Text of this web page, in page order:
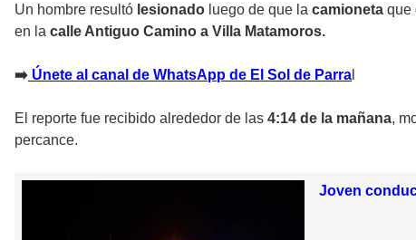
Un hombre resultó lesionado luego de que la camioneta que
en la calle Antiguo Camino a Villa Matamoros.
➡️ Únete al canal de WhatsApp de El Sol de Parra
El reporte fue recibido alrededor de las 4:14 de la mañana,
percance.
Joven